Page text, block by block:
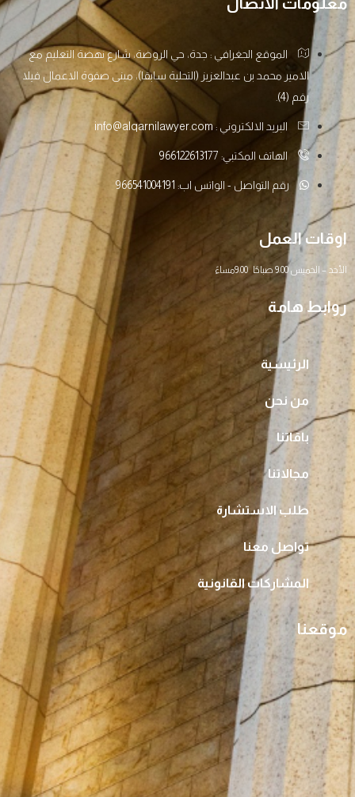
الموقع الجغرافي : جدة، حي الروضة، شارع نهضة التعليم مع
الامير محمد بن عبدالعزيز (التحلية سابقا)، مبنى صفوة الاعمال فيلا
رقم (4).
البريد الالكتروني : info@alqarnilawyer.com
الهاتف المكتبي: 966122613177
رقم التواصل - الواتس اب: 966541004191
اوقات العمل
الأحد – الخميس 9:00 صباحًا 9:00مساءً
روابط هامة
الرئيسية
من نحن
باقاتنا
مجالاتنا
طلب الاستشارة
تواصل معنا
المشاركات القانونية
موقعنا